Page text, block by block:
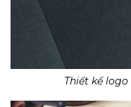
Thiết kế